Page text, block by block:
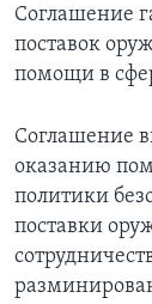
Соглашение
поставок
помощи в
Соглашение
оказанию
политики
поставки